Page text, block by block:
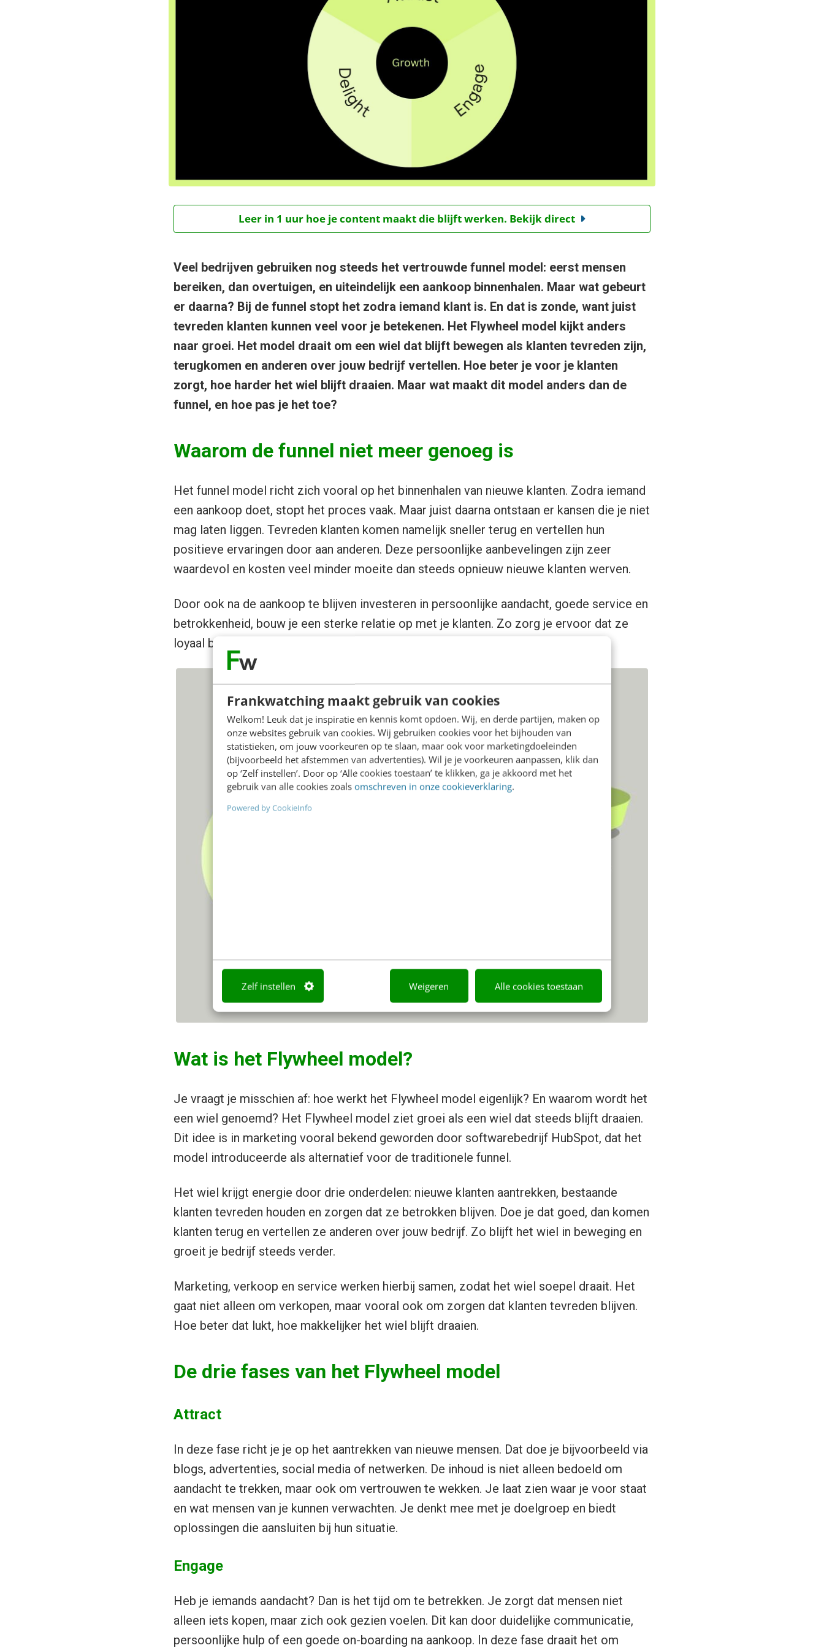
Frankwatching maakt gebruik van cookies
Welkom! Leuk dat je inspiratie en kennis komt opdoen. Wij, en derde partijen, maken op
onze websites gebruik van cookies. Wij gebruiken cookies voor het bijhouden van
statistieken, om jouw voorkeuren op te slaan, maar ook voor marketingdoeleinden
(bijvoorbeeld het afstemmen van advertenties). Wil je je voorkeuren aanpassen, klik dan
op ‘Zelf instellen’. Door op ‘Alle cookies toestaan’ te klikken, ga je akkoord met het
gebruik van alle cookies zoals omschreven in onze cookieverklaring.
Powered by CookieInfo
Zelf instellen Weigeren Alle cookies toestaan
Leer in 1 uur hoe je content maakt die blijft werken. Bekijk direct
Veel bedrijven gebruiken nog steeds het vertrouwde funnel model: eerst mensen
bereiken, dan overtuigen, en uiteindelijk een aankoop binnenhalen. Maar wat gebeurt
er daarna? Bij de funnel stopt het zodra iemand klant is. En dat is zonde, want juist
tevreden klanten kunnen veel voor je betekenen. Het Flywheel model kijkt anders
naar groei. Het model draait om een wiel dat blijft bewegen als klanten tevreden zijn,
terugkomen en anderen over jouw bedrijf vertellen. Hoe beter je voor je klanten
zorgt, hoe harder het wiel blijft draaien. Maar wat maakt dit model anders dan de
funnel, en hoe pas je het toe?
Waarom de funnel niet meer genoeg is
Het funnel model richt zich vooral op het binnenhalen van nieuwe klanten. Zodra iemand
een aankoop doet, stopt het proces vaak. Maar juist daarna ontstaan er kansen die je niet
mag laten liggen. Tevreden klanten komen namelijk sneller terug en vertellen hun
positieve ervaringen door aan anderen. Deze persoonlijke aanbevelingen zijn zeer
waardevol en kosten veel minder moeite dan steeds opnieuw nieuwe klanten werven.
Door ook na de aankoop te blijven investeren in persoonlijke aandacht, goede service en
betrokkenheid, bouw je een sterke relatie op met je klanten. Zo zorg je ervoor dat ze
loyaal blijven, vaker terugkomen en je bedrijf op lange termijn blijft groeien.
Wat is het Flywheel model?
Je vraagt je misschien af: hoe werkt het Flywheel model eigenlijk? En waarom wordt het
een wiel genoemd? Het Flywheel model ziet groei als een wiel dat steeds blijft draaien.
Dit idee is in marketing vooral bekend geworden door softwarebedrijf HubSpot, dat het
model introduceerde als alternatief voor de traditionele funnel.
Het wiel krijgt energie door drie onderdelen: nieuwe klanten aantrekken, bestaande
klanten tevreden houden en zorgen dat ze betrokken blijven. Doe je dat goed, dan komen
klanten terug en vertellen ze anderen over jouw bedrijf. Zo blijft het wiel in beweging en
groeit je bedrijf steeds verder.
Marketing, verkoop en service werken hierbij samen, zodat het wiel soepel draait. Het
gaat niet alleen om verkopen, maar vooral ook om zorgen dat klanten tevreden blijven.
Hoe beter dat lukt, hoe makkelijker het wiel blijft draaien.
De drie fases van het Flywheel model
Attract
In deze fase richt je je op het aantrekken van nieuwe mensen. Dat doe je bijvoorbeeld via
blogs, advertenties, social media of netwerken. De inhoud is niet alleen bedoeld om
aandacht te trekken, maar ook om vertrouwen te wekken. Je laat zien waar je voor staat
en wat mensen van je kunnen verwachten. Je denkt mee met je doelgroep en biedt
oplossingen die aansluiten bij hun situatie.
Engage
Heb je iemands aandacht? Dan is het tijd om te betrekken. Je zorgt dat mensen niet
alleen iets kopen, maar zich ook gezien voelen. Dit kan door duidelijke communicatie,
persoonlijke hulp of een goede on-boarding na aankoop. In deze fase draait het om